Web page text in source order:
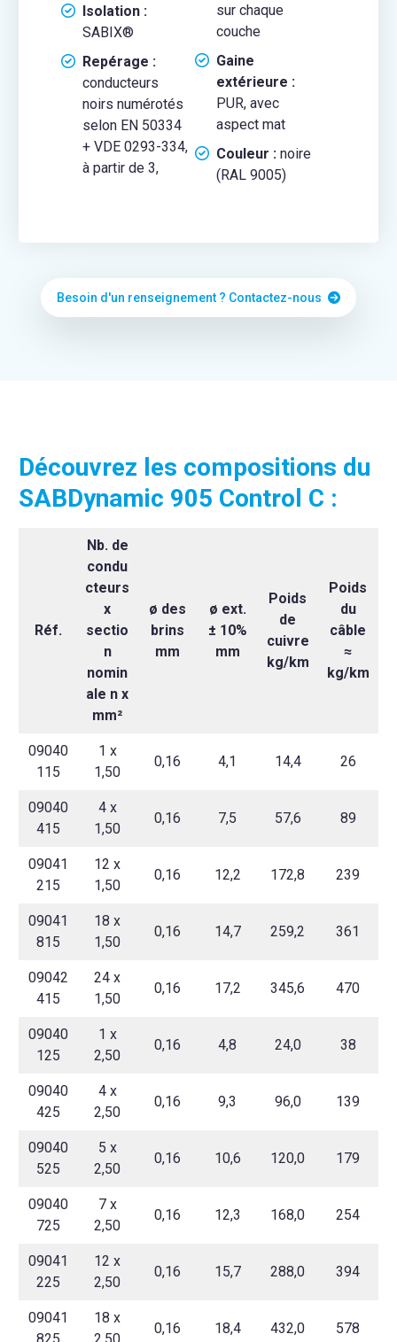
Isolation :
SABIX®
Repérage :
conducteurs
noirs numérotés
selon EN 50334
+ VDE 0293-334,
à partir de 3,
sur chaque
couche
Gaine
extérieure :
PUR, avec
aspect mat
Couleur :noire
(RAL 9005)
Besoin d'un renseignement ? Contactez-nous
Découvrez les compositions du
SABDynamic 905 Control C :
Réf.
Nb. de
condu
cteurs
x
sectio
n
nomin
ale n x
mm²
ø des
brins
mm
ø ext.
± 10%
mm
Poids
de
cuivre
kg/km
Poids
du
câble
≈
kg/km
09040
115
1 x
1,50
0,16 4,1 14,4 26
09040
415
4 x
1,50
0,16 7,5 57,6 89
09041
215
12 x
1,50
0,16 12,2 172,8 239
09041
815
18 x
1,50
0,16 14,7 259,2 361
09042
415
24 x
1,50
0,16 17,2 345,6 470
09040
125
1 x
2,50
0,16 4,8 24,0 38
09040
425
4 x
2,50
0,16 9,3 96,0 139
09040
525
5 x
2,50
0,16 10,6 120,0 179
09040
725
7 x
2,50
0,16 12,3 168,0 254
09041
225
12 x
2,50
0,16 15,7 288,0 394
09041
18 x
0,16 18,4 432,0 578